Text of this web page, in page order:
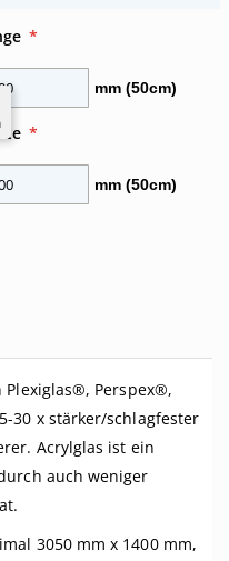
mm (50cm)
mm (50cm)
Plexiglas®, Perspex®,
30 x stärker/schlagfester
Acrylglas ist ein
auch weniger
3050 mm x 1400 mm,